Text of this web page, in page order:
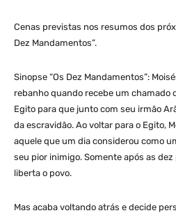
Cenas previstas nos resumos dos
Dez Mandamentos”.
Sinopse “Os Dez Mandamentos”:
rebanho quando recebe um chamado
Egito para que junto com seu irmão
da escravidão. Ao voltar para o Egito,
aquele que um dia considerou como
seu pior inimigo. Somente após as
liberta o povo.
Mas acaba voltando atrás e decide